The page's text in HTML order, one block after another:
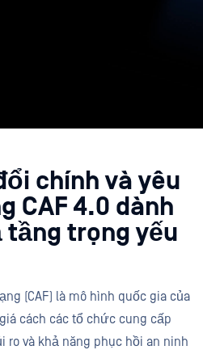
chính và yêu
CAF 4.0 dành
trọng yếu
(CAF) là mô hình quốc gia của
cách các tổ chức cung cấp
ro và khả năng phục hồi an ninh